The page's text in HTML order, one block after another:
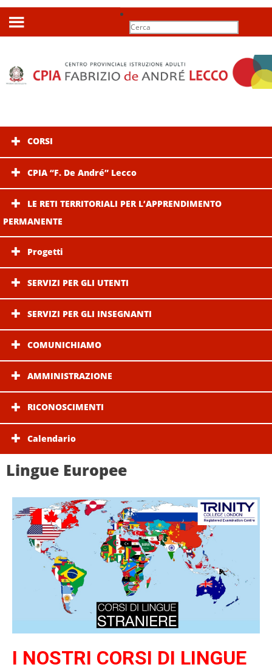
CORSI
CPIA “F. De André” Lecco
LE RETI TERRITORIALI PER L’APPRENDIMENTO
PERMANENTE
Progetti
SERVIZI PER GLI UTENTI
SERVIZI PER GLI INSEGNANTI
COMUNICHIAMO
AMMINISTRAZIONE
RICONOSCIMENTI
Calendario
Lingue Europee
I NOSTRI CORSI DI LINGUE